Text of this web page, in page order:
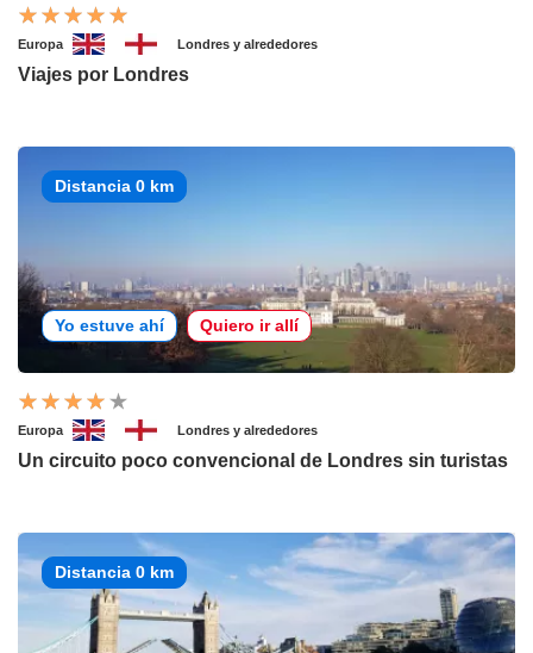
Europa Londres y alrededores
Viajes por Londres
Distancia 0 km
Yo estuve ahí Quiero ir allí
Europa Londres y alrededores
Un circuito poco convencional de Londres sin turistas
Distancia 0 km